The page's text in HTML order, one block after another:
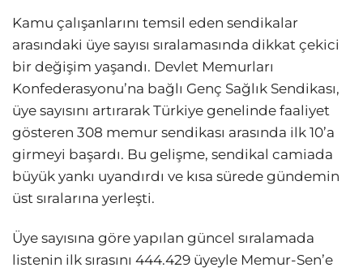
Kamu çalışanlarını temsil eden sendikalar
arasındaki üye sayısı sıralamasında dikkat çekici
bir değişim yaşandı. Devlet Memurları
Konfederasyonu’na bağlı Genç Sağlık Sendikası,
üye sayısını artırarak Türkiye genelinde faaliyet
gösteren 308 memur sendikası arasında ilk 10’a
girmeyi başardı. Bu gelişme, sendikal camiada
büyük yankı uyandırdı ve kısa sürede gündemin
üst sıralarına yerleşti.
Üye sayısına göre yapılan güncel sıralamada
listenin ilk sırasını 444.429 üyeyle Memur-Sen’e